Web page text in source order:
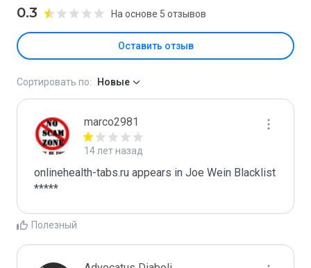
0.3 На основе 5 отзывов
Оставить отзыв
Сортировать по: Новые
marco2981
14 лет назад
onlinehealth-tabs.ru appears in Joe Wein Blacklist
*****
Полезный